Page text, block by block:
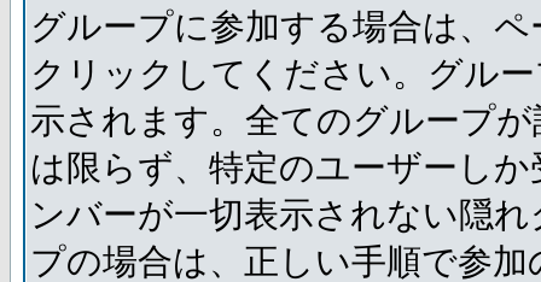
グループに参加する場合は、
クリックしてください。グル
示されます。全てのグループ
は限らず、特定のユーザーし
ンバーが一切表示されない隠
プの場合は、正しい手順で参